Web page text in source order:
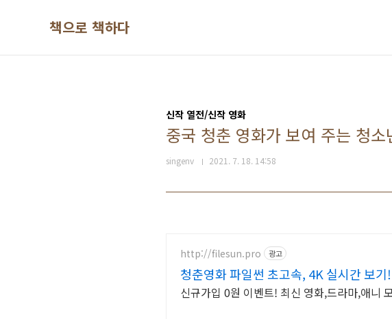
책으로 책하다
신작 열전/신작 영화
중국 청춘 영화가 보여 주는 청
singenv 2021. 7. 18. 14:58
http://filesun.pro 광고
청춘영화 파일썬 초고속, 4K 실시간 보기!
신규가입 0원 이벤트! 최신 영화,드라마,애니